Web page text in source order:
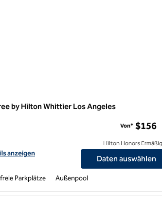
by Hilton Whittier Los Angeles
für DoubleTree by Hilton Whittier Los Angeles
anzeigen
Von* $156
Hilton Honors
Daten auswählen
Parkplätze Außenpool